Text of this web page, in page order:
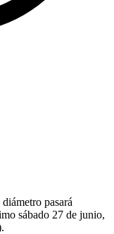
pasará
sábado 27 de junio,